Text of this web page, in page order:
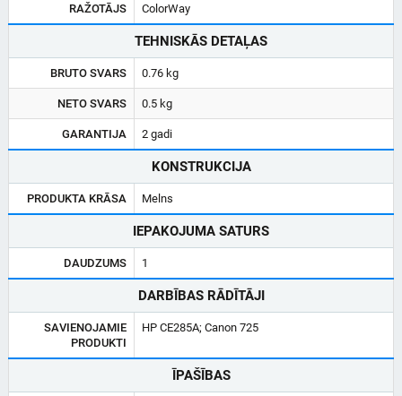
RAŽOTĀJS ColorWay
TEHNISKĀS DETAĻAS
BRUTO SVARS 0.76 kg
NETO SVARS 0.5 kg
GARANTIJA 2 gadi
KONSTRUKCIJA
PRODUKTA KRĀSA Melns
IEPAKOJUMA SATURS
DAUDZUMS 1
DARBĪBAS RĀDĪTĀJI
SAVIENOJAMIE
PRODUKTI
HP CE285A; Canon 725
ĪPAŠĪBAS